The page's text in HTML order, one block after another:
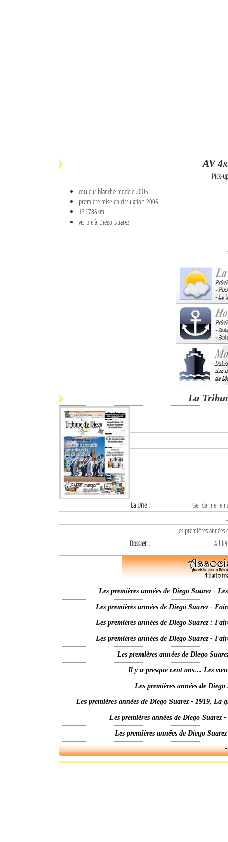
AV
Pick-
couleur blanche modèle 2005
première mise en circulation 2006
131786km
visible à Diego Suarez
La
La Une :
Gendarmerie
Les premières
Dossier :
Les premières années de Diego Suarez -
Les premières années de Diego Suarez -
Les premières années de Diego Suarez :
Les premières années de Diego Suarez -
Les premières années de Diego
Il y a presque cent ans… Les
Les premières années de
Les premières années de Diego Suarez - 1919,
Les premières années de Diego
Les premières années de Diego